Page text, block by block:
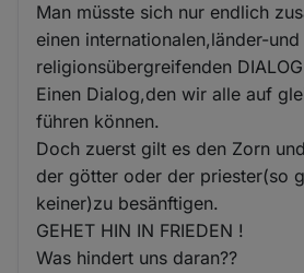
Man müsste sich nur endlich
einen internationalen,länder-und
religionsübergreifenden
Einen Dialog,den wir alle auf
führen können.
Doch zuerst gilt es den Zorn
der götter oder der priester(so
keiner)zu besänftigen.
GEHET HIN IN FRIEDEN !
Was hindert uns daran??